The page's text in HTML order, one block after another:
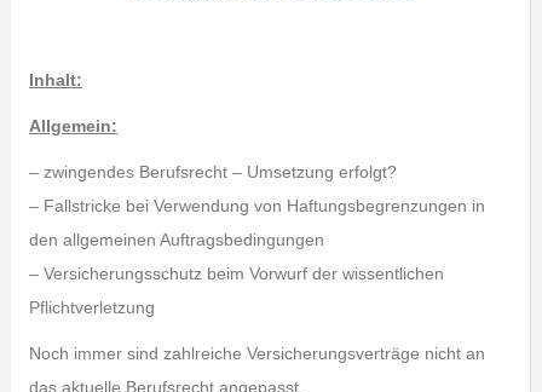
Inhalt:
Allgemein:
– zwingendes Berufsrecht – Umsetzung erfolgt?
– Fallstricke bei Verwendung von Haftungsbegrenzungen in
den allgemeinen Auftragsbedingungen
– Versicherungsschutz beim Vorwurf der wissentlichen
Pflichtverletzung
Noch immer sind zahlreiche Versicherungsverträge nicht an
das aktuelle Berufsrecht angepasst.